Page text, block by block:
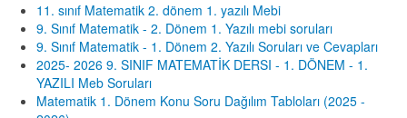
11. sınıf Matematik 2. dönem 1. yazılı Mebi
9. Sınıf Matematik - 2. Dönem 1. Yazılı mebi soruları
9. Sınıf Matematik - 1. Dönem 2. Yazılı Soruları ve Cevapları
2025- 2026 9. SINIF MATEMATİK DERSI - 1. DÖNEM - 1.
YAZILI Meb Soruları
Matematik 1. Dönem Konu Soru Dağılım Tabloları (2025 -